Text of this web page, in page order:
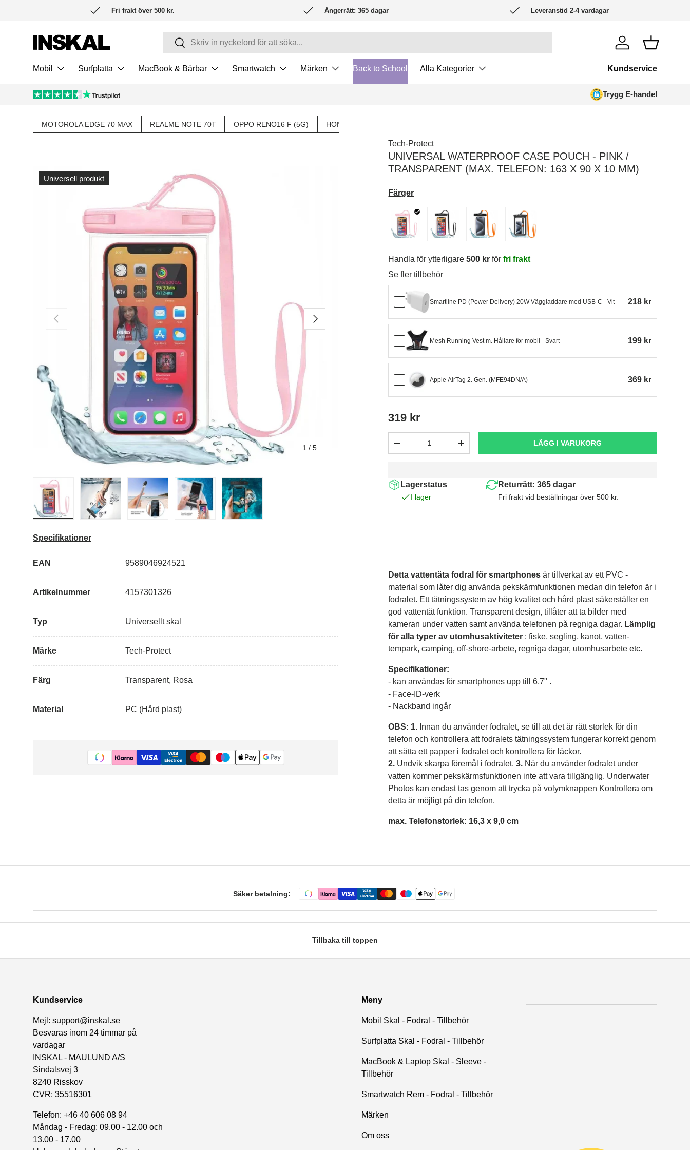
Fri frakt över 500 kr. Ångerrätt: 365 dagar Leveranstid 2-4 vardagar
Sök
Logga inKorg
Mobil Surfplatta MacBook & Bärbar Smartwatch Märken Back to School Alla Kategorier Kundservice
Trygg E-handel
MOTOROLA EDGE 70 MAX REALME NOTE 70T OPPO RENO16 F (5G) HONOR MAGIC V6
FÖREGÅENDE
1 /av
5
NÄSTA
Universell produkt
Tech-Protect
UNIVERSAL WATERPROOF CASE POUCH - PINK /
TRANSPARENT (MAX. TELEFON: 163 X 90 X 10 MM)
Färger
Handla för ytterligare500 kr förfri frakt
Se fler tillbehör
Smartline PD (Power Delivery) 20W Väggladdare med USB-C - Vit 218 kr
Mesh Running Vest m. Hållare för mobil - Svart 199 kr
Apple AirTag 2. Gen. (MFE94DN/A) 369 kr
319 kr
+ LÄGG I VARUKORG
Lagerstatus
I lager
Returrätt: 365 dagar
Fri frakt vid beställningar över 500 kr.
Detta vattentäta fodral för smartphonesär tillverkat av ett PVC -
material som låter dig använda pekskärmfunktionen medan din telefon är i
fodralet. Ett tätningssystem av hög kvalitet och hård plast säkerställer en
god vattentät funktion. Transparent design, tillåter att ta bilder med
kameran under vatten samt använda telefonen på regniga dagar. Lämplig
för alla typer av utomhusaktiviteter : fiske, segling, kanot, vatten-
tempark, camping, off-shore-arbete, regniga dagar, utomhusarbete etc.
Specifikationer:
- kan användas för smartphones upp till 6,7" .
- Face-ID-verk
- Nackband ingår
OBS: 1. Innan du använder fodralet, se till att det är rätt storlek för din
telefon och kontrollera att fodralets tätningssystem fungerar korrekt genom
att sätta ett papper i fodralet och kontrollera för läckor.
2. Undvikskarpa föremål i fodralet.3. När du använder fodralet under
vatten kommer pekskärmsfunktionen inte att vara tillgänglig. Underwater
Photos kan endast tas genom att trycka på volymknappen Kontrollera om
detta är möjligt på din telefon.
max. Telefonstorlek: 16,3 x 9,0 cm
Specifikationer
EAN 9589046924521
Artikelnummer 4157301326
Typ Universellt skal
Märke Tech-Protect
Färg Transparent, Rosa
Material PC (Hård plast)
Säker betalning:
Tillbaka till toppen
Kundservice
Mejl: support@inskal.se
Besvaras inom 24 timmar på
vardagar
INSKAL - MAULUND A/S
Sindalsvej 3
8240 Risskov
CVR: 35516301
Telefon: +46 40 606 08 94
Måndag - Fredag: 09.00 - 12.00 och
13.00 - 17.00
Meny
Mobil Skal - Fodral - Tillbehör
Surfplatta Skal - Fodral - Tillbehör
MacBook & Laptop Skal - Sleeve -
Tillbehör
Smartwatch Rem - Fodral - Tillbehör
Märken
Om oss